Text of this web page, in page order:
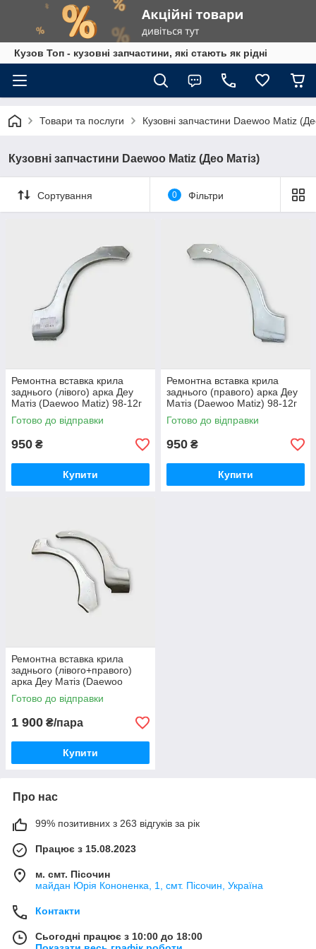
Кузов Топ - кузовні запчастини, які стають як рідні
Товари та послуги Кузовні запчастини Daewoo Matiz
Кузовні запчастини Daewoo Matiz (Део Матіз)
Сортування 0 Фільтри
Ремонтна вставка крила
заднього (лівого) арка Деу
Матіз (Daewoo Matiz) 98-12г
Готово до відправки
950 ₴
Купити
Ремонтна вставка крила
заднього (правого) арка Деу
Матіз (Daewoo Matiz) 98-12г
Готово до відправки
950 ₴
Купити
Ремонтна вставка крила
заднього (лівого+правого)
арка Деу Матіз (Daewoo
Matiz) 98-12г
Готово до відправки
1 900 ₴/пара
Купити
Про нас
99% позитивних з 263 відгуків за рік
Працює з 15.08.2023
м. смт. Пісочин
майдан Юрія Кононенка, 1, смт. Пісочин, Україна
Контакти
Сьогодні працює з 10:00 до 18:00